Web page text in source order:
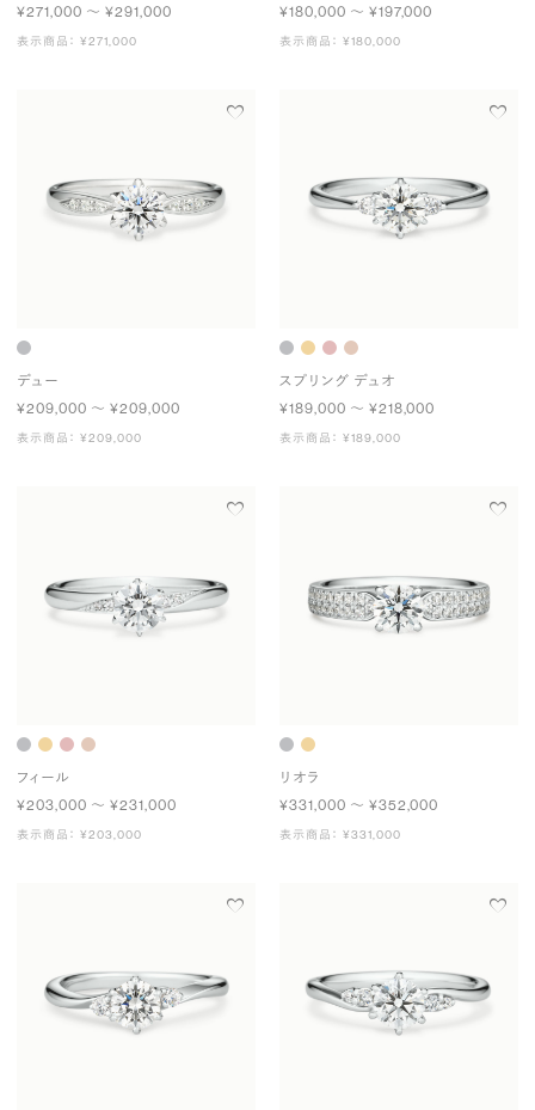
¥271,000 〜 ¥291,000
表示商品： ¥271,000
¥180,000 〜 ¥197,000
表示商品： ¥180,000
デュー
¥209,000 〜 ¥209,000
表示商品： ¥209,000
スプリング デュオ
¥189,000 〜 ¥218,000
表示商品： ¥189,000
フィール
¥203,000 〜 ¥231,000
表示商品： ¥203,000
リオラ
¥331,000 〜 ¥352,000
表示商品： ¥331,000